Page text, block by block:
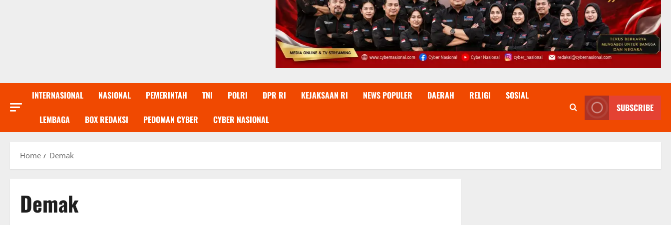
INTERNASIONAL NASIONAL PEMERINTAH TNI POLRI DPR RI KEJAKSAAN RI NEWS POPULER DAERAH RELIGI SOSIAL
LEMBAGA BOX REDAKSI PEDOMAN CYBER CYBER NASIONAL
SUBSCRIBE
Home Demak
Demak